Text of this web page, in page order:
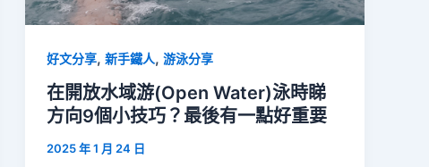
好文分享,新手鐵人,游泳分享
在開放水域游(Open Water)泳時睇
方向9個小技巧？最後有一點好重要
2025 年 1 月 24 日